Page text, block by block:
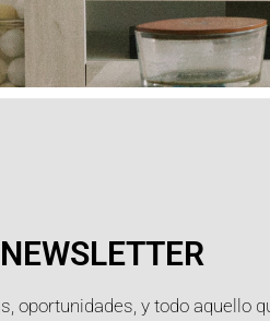
oportunidades, y todo aquello